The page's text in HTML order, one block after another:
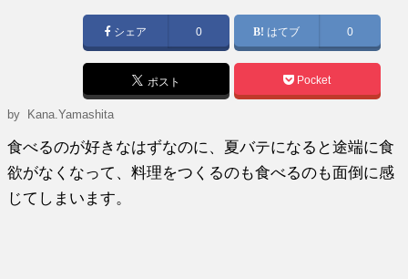
シェア 0 はてブ 0
ポスト Pocket
by Kana.Yamashita
食べるのが好きなはずなのに、夏バテになると途端に食
欲がなくなって、料理をつくるのも食べるのも面倒に感
じてしまいます。